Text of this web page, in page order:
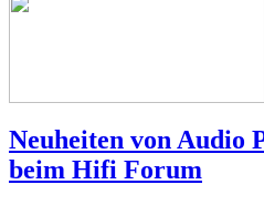
Neuheiten von Audio
beim Hifi Forum